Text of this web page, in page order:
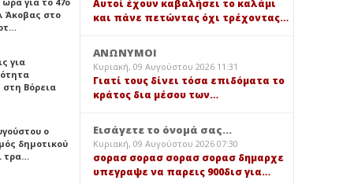
Άκοβας στο
για
στη Βόρεια
ο
δημοτικού
τρα…
Αυτοί έχουν καβαλήσει το καλάμι
και πάνε πετώντας όχι τρέχοντας…
ΑΝΩΝΥΜΟΙ
Κυριακή, 09 Αυγούστου 2026 11:31
Γιατί τους δίνει τόσα επιδόματα το
κράτος δια μέσου των…
Εισάγετε το όνομά σας...
Κυριακή, 09 Αυγούστου 2026 07:30
σορασ σορασ σορασ σορασ δημαρχε
υπεγραψε να παρεις 900δισ για…